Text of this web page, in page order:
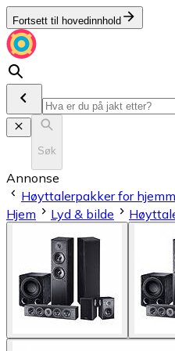
Fortsett til hovedinnhold
Søk
Annonse
Høyttalerpakker for
Hjem
Lyd & bilde